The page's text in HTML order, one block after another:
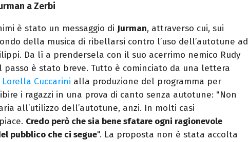
a Zerbi
è stato un messaggio di Jurman, attraverso cui, sui
della musica di ribellarsi contro l’uso dell’autotune ad
Da lì a prendersela con il suo acerrimo nemico Rudy
passo è stato breve. Tutto è cominciato da una lettera
Lorella Cuccarini alla produzione del programma per
i ragazzi in una prova di canto senza autotune: "Non
all’utilizzo dell’autotune, anzi. In molti casi
Credo però che sia bene sfatare ogni ragionevole
pubblico che ci segue". La proposta non è stata accolta